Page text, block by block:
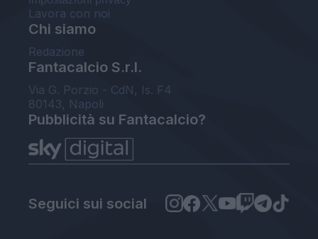
Lavora con noi
Chi siamo
Redazione
Fantacalcio S.r.l.
Via G. Porzio - CdN, Is. F4
80143, Napoli
Pubblicità su Fantacalcio?
Seguici sui social